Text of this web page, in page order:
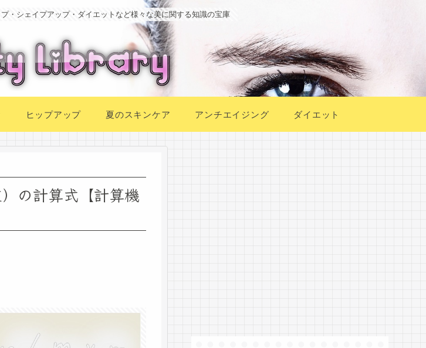
・シェイプアップ・ダイエットなど様々な美に関する知識の宝庫
ヒップアップ 夏のスキンケア アンチエイジング ダイエット
の計算式【計算機